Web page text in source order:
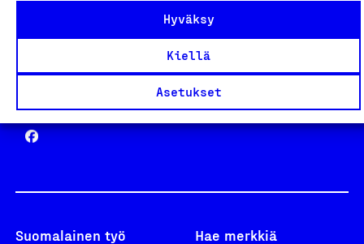
Hyväksy
Kiellä
Asetukset
Yhteiskunnallinen Yritys -merkki
Suomalainen työ Hae merkkiä